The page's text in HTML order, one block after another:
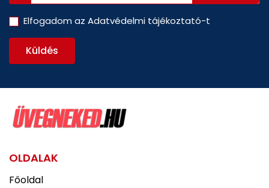
Elfogadom az Adatvédelmi tájékoztató-t
Küldés
OLDALAK
Főoldal